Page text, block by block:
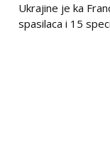
Ukrajine je ka
spasilaca i 15